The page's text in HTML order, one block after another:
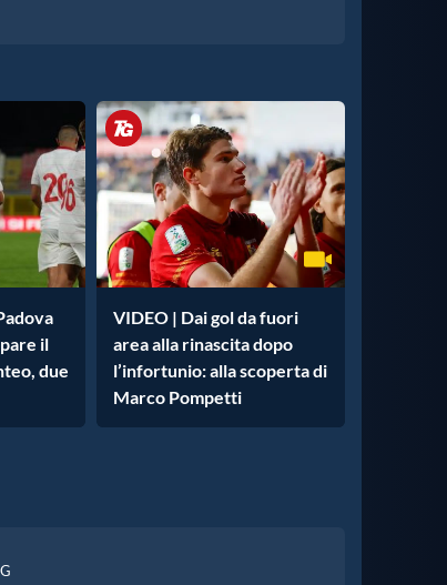
il
due
VIDEO | Dai gol da fuori
area alla rinascita dopo
l’infortunio: alla scoperta di
Marco Pompetti